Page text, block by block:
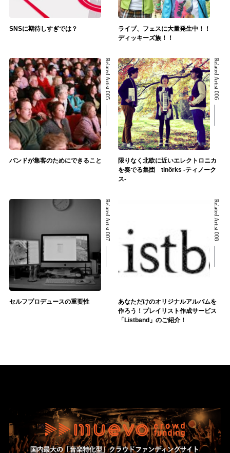
SNSに期待しすぎでは？
ライブ、フェスに大量発生中！！
ディッキーズ族！！
Related Artist 005
バンドが集客のためにできること
Related Artist 006
限りなく北欧に近いエレクトロニカ
を奏でる集団 tinörks -ティノーク
ス-
Related Artist 007
セルフプロデュースの重要性
Related Artist 008
あなただけのオリジナルアルバムを
作ろう！プレイリスト作成サービス
「Listband」のご紹介！